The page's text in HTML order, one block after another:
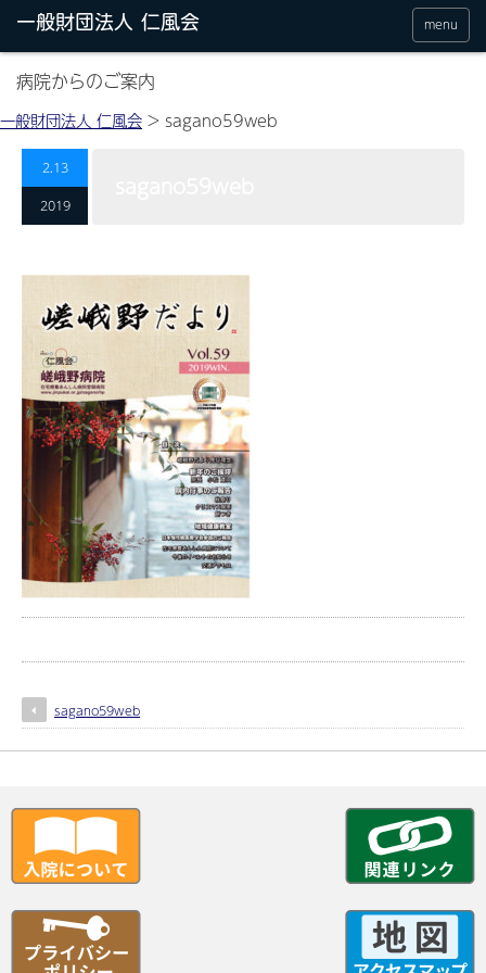
menu
病院からのご案内
一般財団法人 仁風会 > sagano59web
2.13
2019
sagano59web